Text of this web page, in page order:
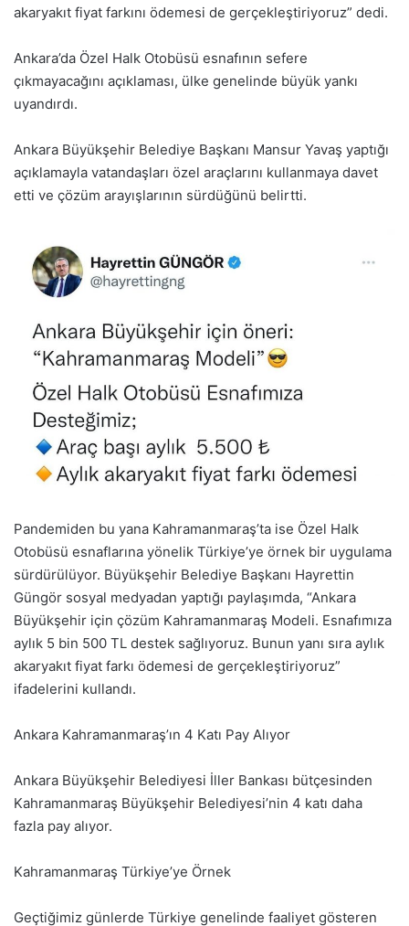
akaryakıt fiyat farkını ödemesi de gerçekleştiriyoruz” dedi.
Ankara’da Özel Halk Otobüsü esnafının sefere
çıkmayacağını açıklaması, ülke genelinde büyük yankı
uyandırdı.
Ankara Büyükşehir Belediye Başkanı Mansur Yavaş yaptığı
açıklamayla vatandaşları özel araçlarını kullanmaya davet
etti ve çözüm arayışlarının sürdüğünü belirtti.
Pandemiden bu yana Kahramanmaraş’ta ise Özel Halk
Otobüsü esnaflarına yönelik Türkiye’ye örnek bir uygulama
sürdürülüyor. Büyükşehir Belediye Başkanı Hayrettin
Güngör sosyal medyadan yaptığı paylaşımda, “Ankara
Büyükşehir için çözüm Kahramanmaraş Modeli. Esnafımıza
aylık 5 bin 500 TL destek sağlıyoruz. Bunun yanı sıra aylık
akaryakıt fiyat farkı ödemesi de gerçekleştiriyoruz”
ifadelerini kullandı.
Ankara Kahramanmaraş’ın 4 Katı Pay Alıyor
Ankara Büyükşehir Belediyesi İller Bankası bütçesinden
Kahramanmaraş Büyükşehir Belediyesi’nin 4 katı daha
fazla pay alıyor.
Kahramanmaraş Türkiye’ye Örnek
Geçtiğimiz günlerde Türkiye genelinde faaliyet gösteren